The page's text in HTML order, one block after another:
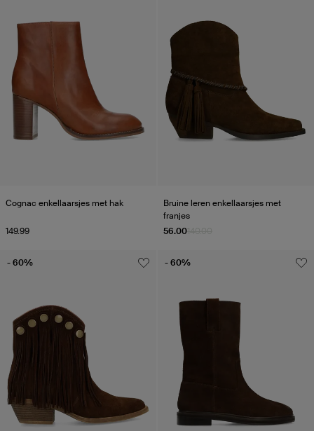
Cognac enkellaarsjes met hak
149.99
Bruine leren enkellaarsjes met
franjes
56.00
- 60% - 60%